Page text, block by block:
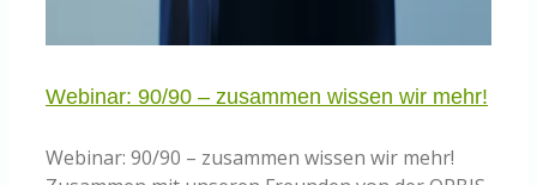
Webinar: 90/90 – zusammen wissen wir mehr!
Webinar: 90/90 – zusammen wissen wir mehr!